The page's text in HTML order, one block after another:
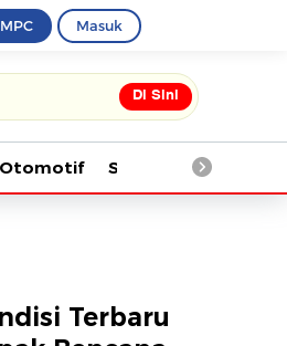
Masuk
Di Sini
Otomotif Saintek
Terbaru